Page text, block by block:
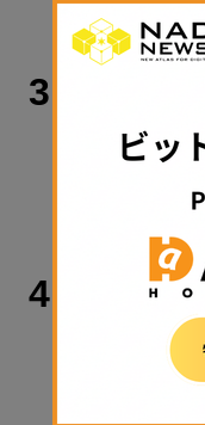
2026年8月5日
3
ビットコイン
上最高値、
4
モナコイン、